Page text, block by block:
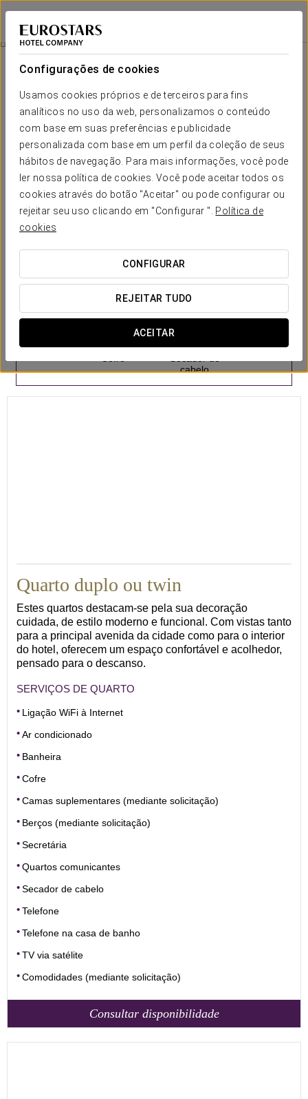
Configurações de cookies
Usamos cookies próprios e de terceiros para fins
analíticos no uso da web, personalizamos o conteúdo
com base em suas preferências e publicidade
personalizada com base em um perfil da coleção de seus
hábitos de navegação. Para mais informações, você pode
ler nossa política de cookies. Você pode aceitar todos os
cookies através do botão "Aceitar" ou pode configurar ou
rejeitar seu uso clicando em "Configurar ". Política de
cookies
CONFIGURAR
REJEITAR TUDO
ACEITAR
Dorma Tartessos
HUELVA
Quartos
Quartos
O conforto e descanso que necessita
Dorma Tartessosdispõe de cem quartos totalmente renovados
e pensados para todo o tipo de estadias. São quartos muito
luminosos, com um estilo moderno e funcional.
Atualmente estamos a renovar os nossos quartos adaptados para
que sejam ainda mais confortáveis. Não estarão disponíveis de 26
de abril a 22 de maio inclusive.
cabelo
Quarto duplo ou twin
Estes quartos destacam-se pela sua decoração
cuidada, de estilo moderno e funcional. Com vistas tanto
para a principal avenida da cidade como para o interior
do hotel, oferecem um espaço confortável e acolhedor,
pensado para o descanso.
SERVIÇOS DE QUARTO
Ligação WiFi à Internet
Ar condicionado
Banheira
Cofre
Camas suplementares (mediante solicitação)
Berços (mediante solicitação)
Secretária
Quartos comunicantes
Secador de cabelo
Telefone
Telefone na casa de banho
TV via satélite
Comodidades (mediante solicitação)
Consultar disponibilidade